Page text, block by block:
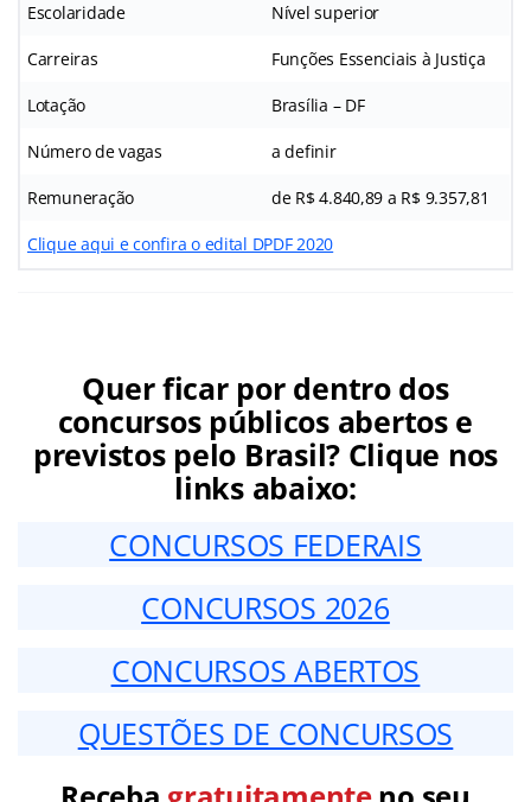
Escolaridade Nível superior
Carreiras Funções Essenciais à Justiça
Lotação Brasília – DF
Número de vagas a definir
Remuneração de R$ 4.840,89 a R$ 9.357,81
Clique aqui e confira o edital DPDF 2020
Quer ficar por dentro dos
concursos públicos abertos e
previstos pelo Brasil? Clique nos
links abaixo:
CONCURSOS FEDERAIS
CONCURSOS 2026
CONCURSOS ABERTOS
QUESTÕES DE CONCURSOS